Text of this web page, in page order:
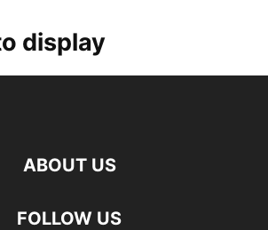
display
ABOUT US
FOLLOW US